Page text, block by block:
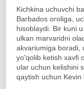
Kichkina uchuvchi
Barbados oroliga,
hisoblaydi. Bir kuni
ulkan marvaridni
akvariumiga boradi,
yo'qolib ketish xavfi
ular uchun kelishini
qaytish uchun Kevin